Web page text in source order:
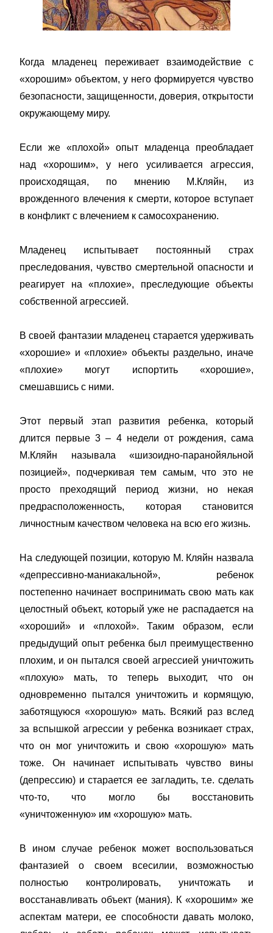
Когда младенец переживает взаимодействие с
«хорошим» объектом, у него формируется чувство
безопасности, защищенности, доверия, открытости
окружающему миру.
Если же «плохой» опыт младенца преобладает
над «хорошим», у него усиливается агрессия,
происходящая, по мнению М.Кляйн, из
врожденного влечения к смерти, которое вступает
в конфликт с влечением к самосохранению.
Младенец испытывает постоянный страх
преследования, чувство смертельной опасности и
реагирует на «плохие», преследующие объекты
собственной агрессией.
В своей фантазии младенец старается удерживать
«хорошие» и «плохие» объекты раздельно, иначе
«плохие» могут испортить «хорошие»,
смешавшись с ними.
Этот первый этап развития ребенка, который
длится первые 3 – 4 недели от рождения, сама
М.Кляйн называла «шизоидно-паранойяльной
позицией», подчеркивая тем самым, что это не
просто преходящий период жизни, но некая
предрасположенность, которая становится
личностным качеством человека на всю его жизнь.
На следующей позиции, которую М. Кляйн назвала
«депрессивно-маниакальной», ребенок
постепенно начинает воспринимать свою мать как
целостный объект, который уже не распадается на
«хороший» и «плохой». Таким образом, если
предыдущий опыт ребенка был преимущественно
плохим, и он пытался своей агрессией уничтожить
«плохую» мать, то теперь выходит, что он
одновременно пытался уничтожить и кормящую,
заботящуюся «хорошую» мать. Всякий раз вслед
за вспышкой агрессии у ребенка возникает страх,
что он мог уничтожить и свою «хорошую» мать
тоже. Он начинает испытывать чувство вины
(депрессию) и старается ее загладить, т.е. сделать
что-то, что могло бы восстановить
«уничтоженную» им «хорошую» мать.
В ином случае ребенок может воспользоваться
фантазией о своем всесилии, возможностью
полностью контролировать, уничтожать и
восстанавливать объект (мания). К «хорошим» же
аспектам матери, ее способности давать молоко,